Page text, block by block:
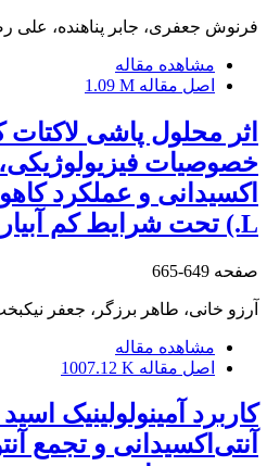
فرنوش جعفری، جابر پناهنده، علی
مشاهده مقاله
اصل مقاله 1.09 M
اثر محلول پاشی لاکتات
خصوصیات فیزیولوژیکی،
L.) تحت شرایط کم آبیاری
صفحه 649-665
آرزو خانی، طاهر برزگر، جعفر
مشاهده مقاله
اصل مقاله 1007.12 K
کاربرد آمینولولینیک
آنتی‌اکسیدانی و تجمع